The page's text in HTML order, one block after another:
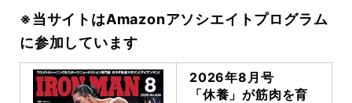
※当サイトはAmazonアソシエイトプログラム
に参加しています
2026年8月号
「休養」が筋肉を育